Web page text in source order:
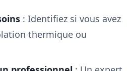
: Identifiez si vous avez
thermique ou